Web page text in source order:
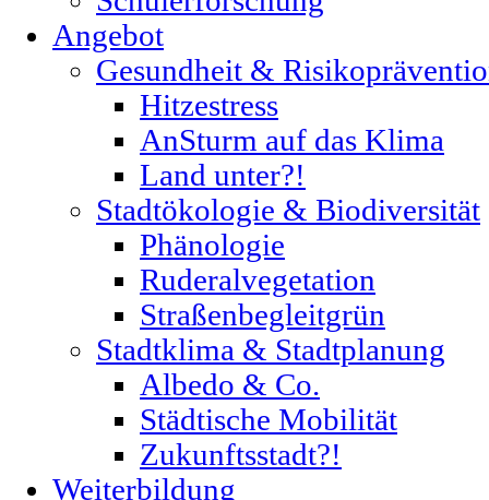
Angebot
Gesundheit &
Hitzestress
AnSturm auf das Klima
Land unter?!
Stadtökologie & Biodiversität
Phänologie
Ruderalvegetation
Straßenbegleitgrün
Stadtklima & Stadtplanung
Albedo & Co.
Städtische Mobilität
Zukunftsstadt?!
Weiterbildung